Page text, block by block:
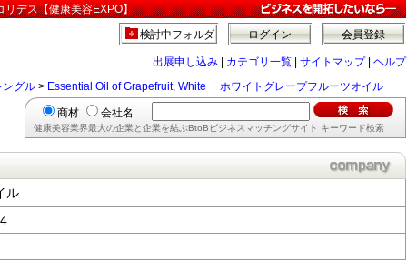
デス【健康美容EXPO】
会員登録
ログイン
検討中フォルダ
出展申し込み カテゴリ一覧 サイトマップ| ヘルプ
ングル > Essential Oil of Grapefruit, White ホワイトグレープフルーツオイル
商材 会社名
健康美容業界最大の企業と企業を結ぶBtoBビジネスマッチングサイト キーワード検索
ル